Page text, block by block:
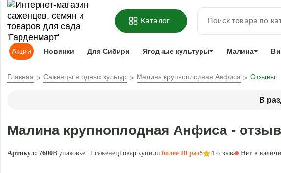
ОФОРМИТЬПРЕДЗАКАЗ =
Адрес доставки:Москва Доставка и оплата Гарантии
Каталог
Акции Новинки Для Сибири Ягодные культуры Малина
Главная Саженцы ягодных культур Малина крупноплодная Анфиса Отзывы
В
Малина крупноплодная Анфиса -
Артикул: 7600В упаковке: 1 саженецТовар купили более 10 раз5 4 отзыва Нет в